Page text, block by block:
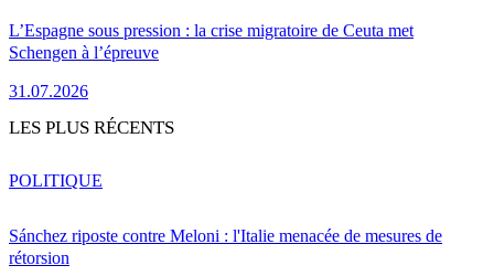
L’Espagne sous pression : la crise migratoire de Ceuta met
Schengen à l’épreuve
31.07.2026
LES PLUS RÉCENTS
Sánchez riposte contre Meloni : l'Italie menacée de mesures de
rétorsion
POLITIQUE